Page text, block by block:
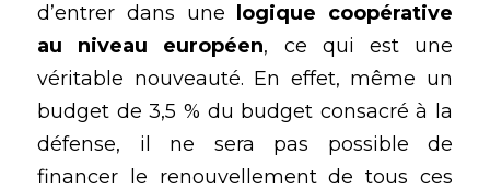
d’entrer dans une logique coopérative
au niveau européen, ce qui est une
véritable nouveauté. En effet, même un
budget de 3,5 % du budget consacré à la
défense, il ne sera pas possible de
financer le renouvellement de tous ces